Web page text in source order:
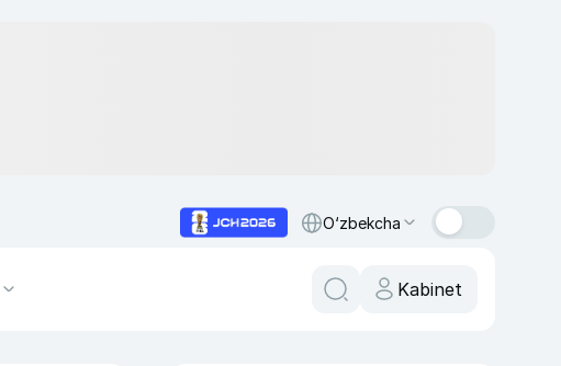
O‘zbekcha
Kabinet